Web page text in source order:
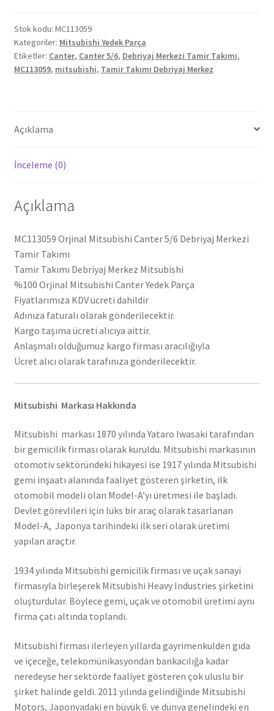
Debriyaj
Merkezi
Tamir
Takımı
Stok kodu: MC113059
Kategoriler: Mitsubishi Yedek Parça
Etiketler: Canter, Canter 5/6, Debriyaj Merkezi Tamir Takımı,
MC113059, mitsubishi, Tamir Takımı Debriyaj Merkez
Açıklama
İnceleme (0)
Açıklama
MC113059 Orjinal Mitsubishi Canter 5/6 Debriyaj Merkezi
Tamir Takımı
Tamir Takımı Debriyaj Merkez Mitsubishi
%100 Orjinal Mitsubishi Canter Yedek Parça
Fiyatlarımıza KDV ücreti dahildir
Adınıza faturalı olarak gönderilecektir.
Kargo taşıma ücreti alıcıya aittir.
Anlaşmalı olduğumuz kargo firması aracılığıyla
Ücret alıcı olarak tarafınıza gönderilecektir.
Mitsubishi Markası Hakkında
Mitsubishi markası 1870 yılında Yataro Iwasaki tarafından
bir gemicilik firması olarak kuruldu. Mitsubishi markasının
otomotiv sektöründeki hikayesi ise 1917 yılında Mitsubishi
gemi inşaatı alanında faaliyet gösteren şirketin, ilk
otomobil modeli olan Model-A’yı üretmesi ile başladı.
Devlet görevlileri için lüks bir araç olarak tasarlanan
Model-A, Japonya tarihindeki ilk seri olarak üretimi
yapılan araçtır.
1934 yılında Mitsubishi gemicilik firması ve uçak sanayi
firmasıyla birleşerek Mitsubishi Heavy Industries şirketini
oluşturdular. Böylece gemi, uçak ve otomobil üretimi aynı
firma çatı altında toplandı.
Mitsubishi firması ilerleyen yıllarda gayrimenkulden gıda
ve içeceğe, telekomünikasyondan bankacılığa kadar
neredeyse her sektörde faaliyet gösteren çok uluslu bir
şirket halinde geldi. 2011 yılında gelindiğinde Mitsubishi
Motors, Japonyadaki en büyük 6. ve dünya genelindeki en